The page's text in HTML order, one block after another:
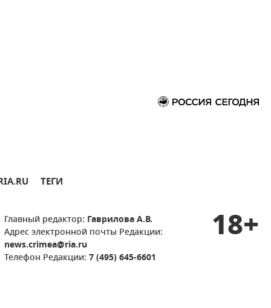
ТЕГИ
Главный редактор: Гаврилова А.В.
Адрес электронной почты Редакции:
news.crimea@ria.ru
Телефон Редакции: 7 (495) 645-6601
18+